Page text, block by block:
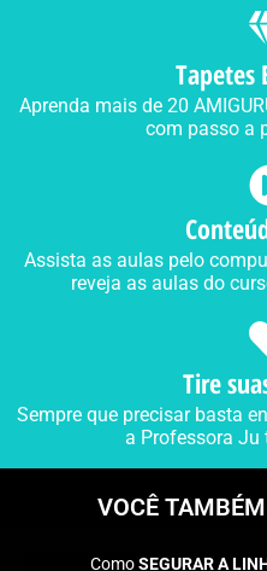
Tapetes
Aprenda mais de 20
com passo a
Assista as aulas pelo
reveja as aulas do
Tire
Sempre que precisar basta
a Professora Ju
VOCÊ
ComoSEGURAR A